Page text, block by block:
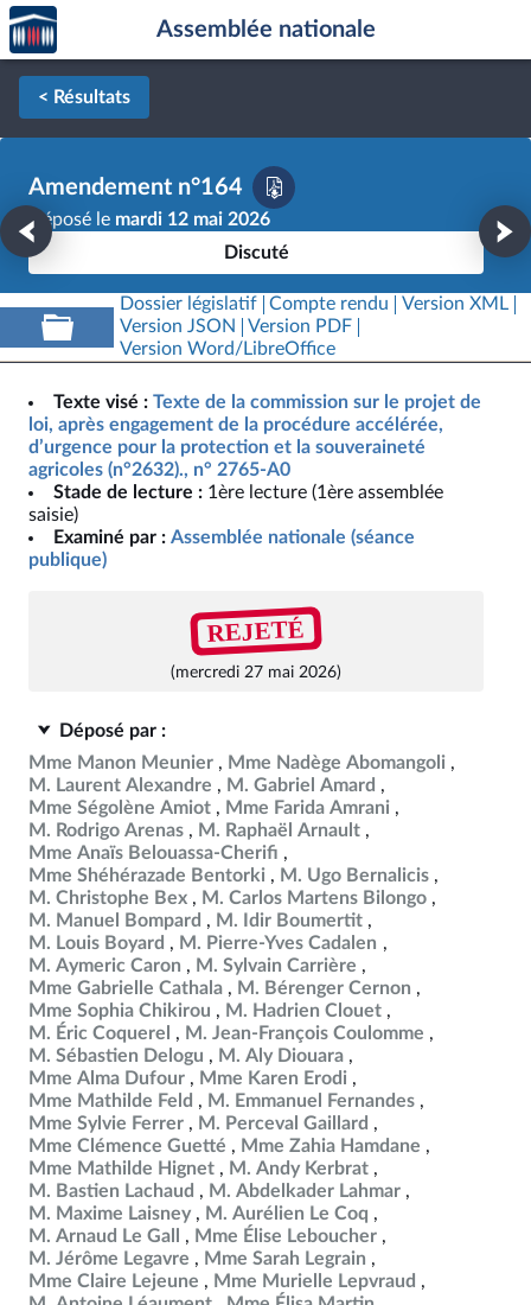
Aller au contenu
Aller en bas de la page
Accèder
à la
page
d'accueil
Assemblée nationale
< Résultats
Amendement n°164
Déposé le mardi 12 mai 2026
Discuté
Dossier législatif Compte rendu
Version XML
Version JSON
Version PDF
Version Word/LibreOffice
Texte visé : Texte de la commission sur le projet de
loi, après engagement de la procédure accélérée,
d’urgence pour la protection et la souveraineté
agricoles (n°2632)., n° 2765-A0
Stade de lecture : 1ère lecture (1ère assemblée
saisie)
Examiné par : Assemblée nationale (séance
publique)
REJETÉ
(mercredi 27 mai 2026)
Déposé par :
Mme Manon Meunier
Mme Nadège Abomangoli
M. Laurent Alexandre
M. Gabriel Amard
Mme Ségolène Amiot
Mme Farida Amrani
M. Rodrigo Arenas
M. Raphaël Arnault
Mme Anaïs Belouassa-Cherifi
Mme Shéhérazade Bentorki
M. Ugo Bernalicis
M. Christophe Bex
M. Carlos Martens Bilongo
M. Manuel Bompard
M. Idir Boumertit
M. Louis Boyard
M. Pierre-Yves Cadalen
M. Aymeric Caron
M. Sylvain Carrière
Mme Gabrielle Cathala
M. Bérenger Cernon
Mme Sophia Chikirou
M. Hadrien Clouet
M. Éric Coquerel
M. Jean-François Coulomme
M. Sébastien Delogu
M. Aly Diouara
Mme Alma Dufour
Mme Karen Erodi
Mme Mathilde Feld
M. Emmanuel Fernandes
Mme Sylvie Ferrer
M. Perceval Gaillard
Mme Clémence Guetté
Mme Zahia Hamdane
Mme Mathilde Hignet
M. Andy Kerbrat
M. Bastien Lachaud
M. Abdelkader Lahmar
M. Maxime Laisney
M. Aurélien Le Coq
M. Arnaud Le Gall
Mme Élise Leboucher
M. Jérôme Legavre
Mme Sarah Legrain
Mme Claire Lejeune
Mme Murielle Lepvraud